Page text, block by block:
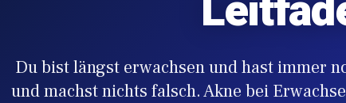
Du bist längst erwachsen und hast immer
und machst nichts falsch. Akne bei